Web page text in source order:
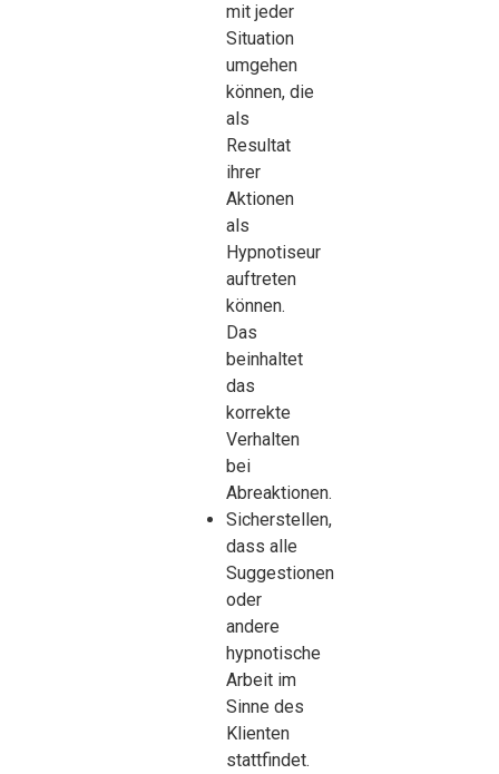
mit jeder
Situation
umgehen
können, die
als
Resultat
ihrer
Aktionen
als
Hypnotiseur
auftreten
können.
Das
beinhaltet
das
korrekte
Verhalten
bei
Abreaktionen.
Sicherstellen,
dass alle
Suggestionen
oder
andere
hypnotische
Arbeit im
Sinne des
Klienten
stattfindet.